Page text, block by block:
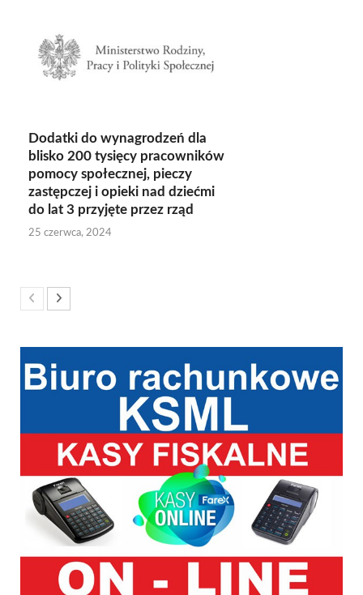
Dodatki do wynagrodzeń dla
blisko 200 tysięcy pracowników
pomocy społecznej, pieczy
zastępczej i opieki nad dziećmi
do lat 3 przyjęte przez rząd
25 czerwca, 2024